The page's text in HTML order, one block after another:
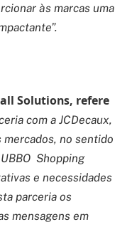
às marcas uma
Solutions, refere
com a JCDecaux,
no sentido
Shopping
e necessidades
parceria os
mensagens em